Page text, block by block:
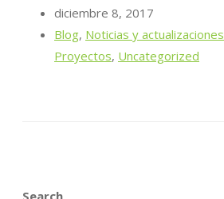
diciembre 8, 2017
Blog, Noticias y actualizaciones
Proyectos, Uncategorized
Search